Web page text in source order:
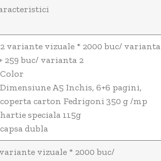
variante vizuale * 2000 buc/ varianta
259 buc/ varianta 2
A5 Inchis, 6+6 pagini,
carton Fedrigoni 350 g /mp
speciala 115g
dubla
vizuale * 2000 buc/